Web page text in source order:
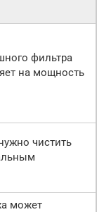
фильтра
на мощность
чистить
может